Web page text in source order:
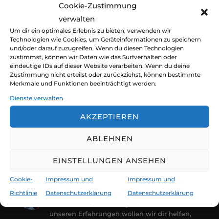
Cookie-Zustimmung
verwalten
Um dir ein optimales Erlebnis zu bieten, verwenden wir
Technologien wie Cookies, um Geräteinformationen zu speichern
und/oder darauf zuzugreifen. Wenn du diesen Technologien
zustimmst, können wir Daten wie das Surfverhalten oder
eindeutige IDs auf dieser Website verarbeiten. Wenn du deine
Zustimmung nicht erteilst oder zurückziehst, können bestimmte
Merkmale und Funktionen beeinträchtigt werden.
Dienste verwalten
AKZEPTIEREN
ABLEHNEN
EINSTELLUNGEN ANSEHEN
Cookie-
Richtlinie
Impressum und
Datenschutzerklärung
Impressum und
Datenschutzerklärung
claudia und jürgen
27, 2022
4 Kommentare
mindestens 100 Seemeilen vor dem nächsten
Ankerplatz, 40 bis 60 Prozent Packeis voraus.
Was gibt es schöneres als Sommersegeln in
Grönland.
Claudia Jürgen Kirchberger
@fortgeblasen
unseren Erfahrungen wollen wir dir helfen,